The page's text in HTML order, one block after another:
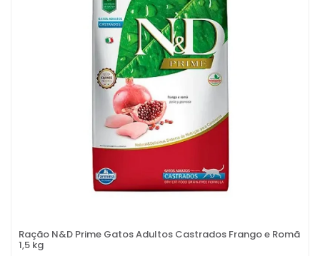
Ração N&D Prime Gatos Adultos Castrados Frango e Romã
1,5 kg